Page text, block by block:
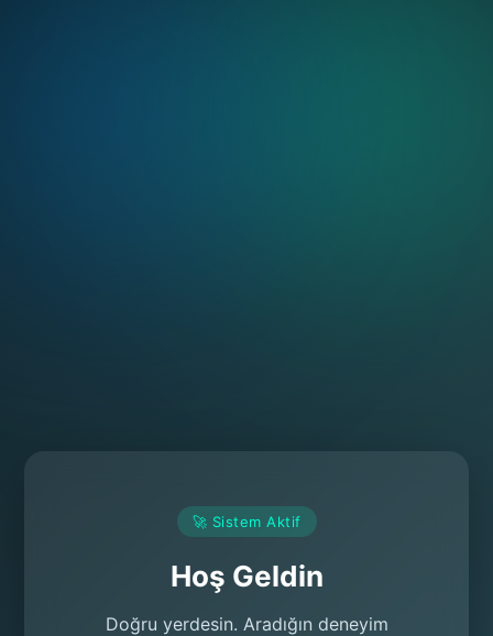
🚀 Sistem Aktif
Hoş Geldin
Doğru yerdesin. Aradığın deneyim